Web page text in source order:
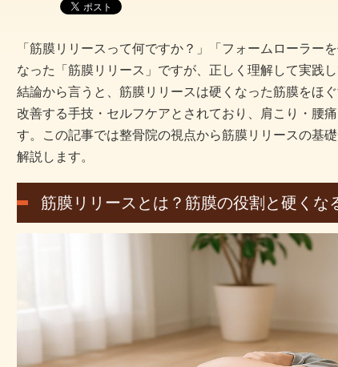
「筋膜リリースって何ですか？」「フォームローラ
なった「筋膜リリース」ですが、正しく理解して実践
結論から言うと、筋膜リリースは硬くなった筋膜をほ
改善する手技・セルフケアとされており、肩こり・腰
す。この記事では整骨院の視点から筋膜リリースの基
解説します。
筋膜リリースとは？筋膜の役割と硬くな